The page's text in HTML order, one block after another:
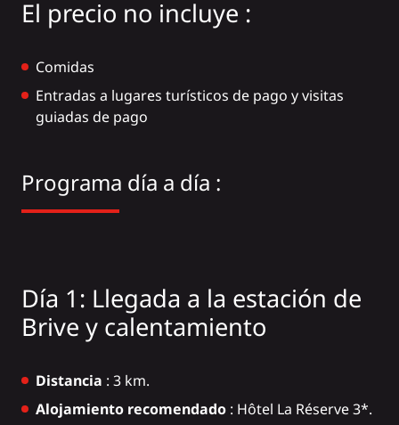
El precio no incluye :
Comidas
Entradas a lugares turísticos de pago y visitas
guiadas de pago
Programa día a día :
Día 1: Llegada a la estación de
Brive y calentamiento
Distancia : 3 km.
Alojamiento recomendado : Hôtel La Réserve 3*.